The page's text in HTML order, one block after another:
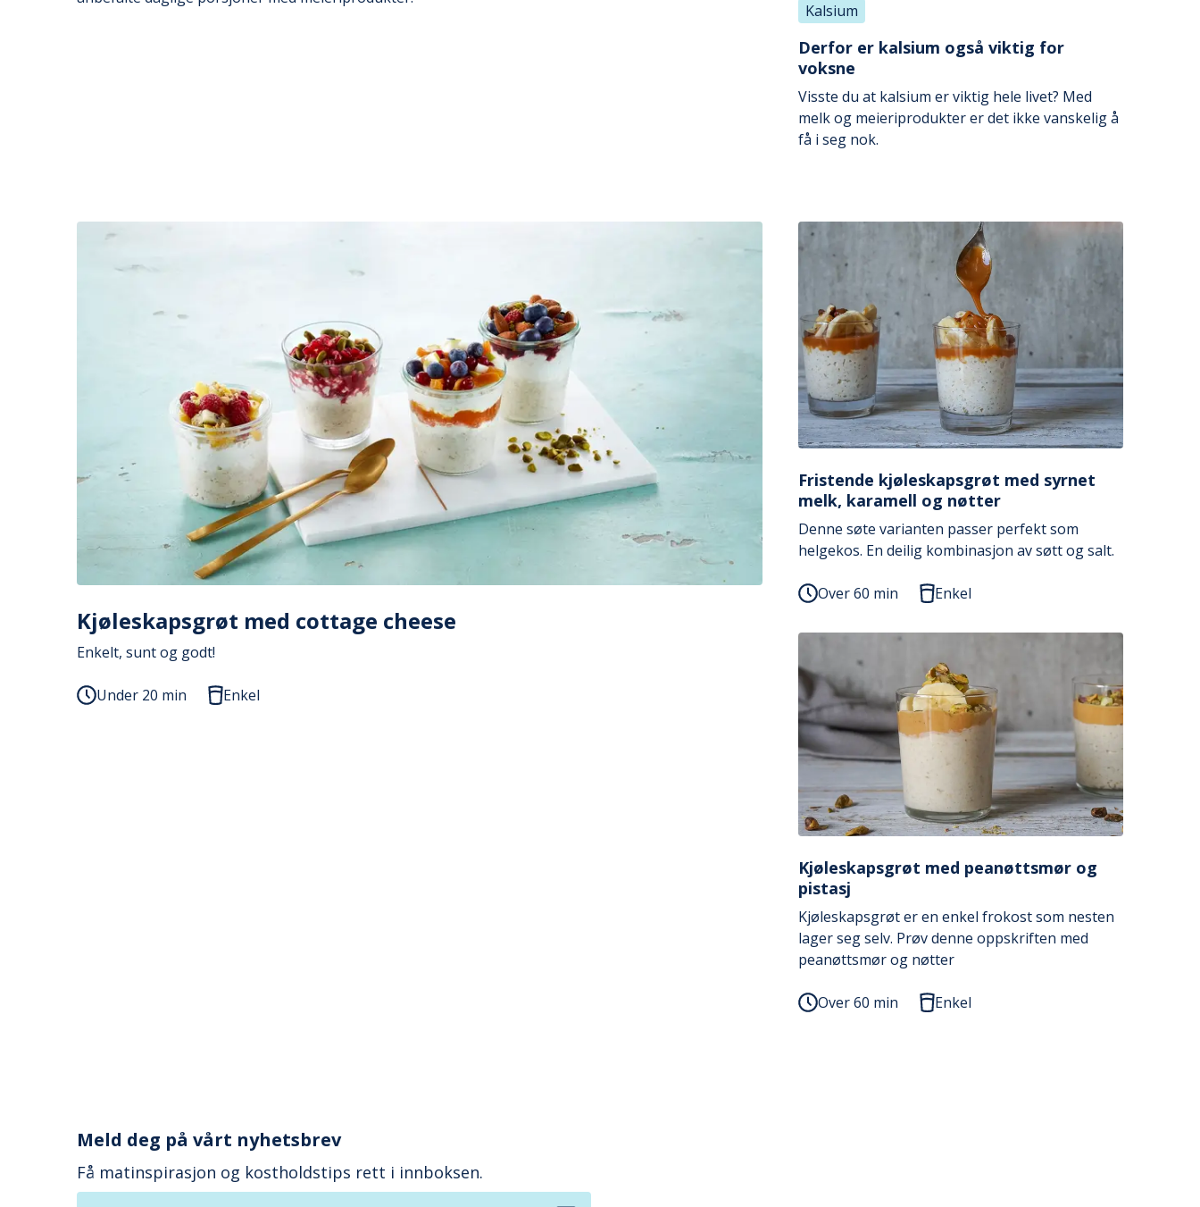
Kalsium
Derfor er kalsium også viktig for
voksne
Visste du at kalsium er viktig hele livet? Med
melk og meieriprodukter er det ikke vanskelig å
få i seg nok.
Kjøleskapsgrøt med cottage cheese
Enkelt, sunt og godt!
Under 20 min Enkel
Fristende kjøleskapsgrøt med syrnet
melk, karamell og nøtter
Denne søte varianten passer perfekt som
helgekos. En deilig kombinasjon av søtt og salt.
Over 60 min Enkel
Kjøleskapsgrøt med peanøttsmør og
pistasj
Kjøleskapsgrøt er en enkel frokost som nesten
lager seg selv. Prøv denne oppskriften med
peanøttsmør og nøtter
Over 60 min Enkel
Meld deg på vårt nyhetsbrev
Få matinspirasjon og kostholdstips rett i innboksen.